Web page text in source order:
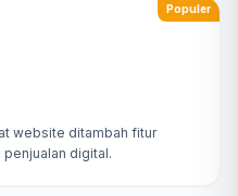
Populer
website ditambah fitur
digital.